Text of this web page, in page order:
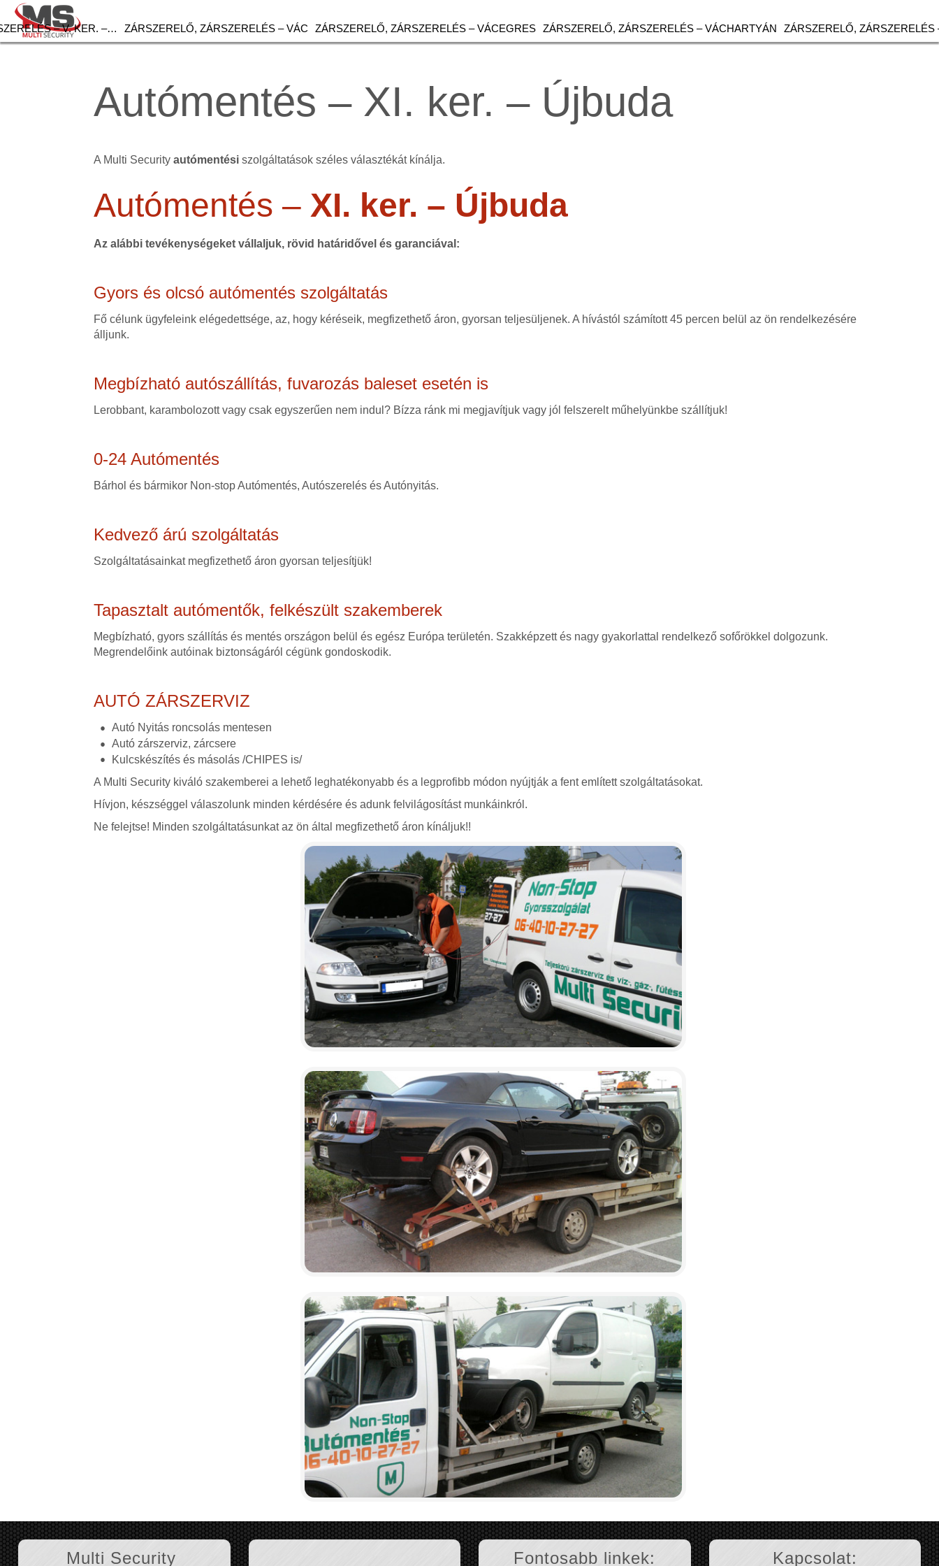
– V. KER. –… ZÁRSZERELŐ, ZÁRSZERELÉS – VÁC ZÁRSZERELŐ, ZÁRSZERELÉS – VÁCEGRES ZÁRSZERELŐ, ZÁRSZERELÉS – VÁCHARTYÁN ZÁRSZERELŐ, ZÁRSZERELÉS
Autómentés – XI. ker. – Újbuda
A Multi Securityautómentési szolgáltatások széles választékát kínálja.
Autómentés – XI. ker. – Újbuda
Az alábbi tevékenységeket vállaljuk, rövid határidővel és garanciával:
Gyors és olcsó autómentés szolgáltatás
Fő célunk ügyfeleink elégedettsége, az, hogy kéréseik, megfizethető áron, gyorsan teljesüljenek. A hívástól számított 45 percen belül az ön rendelkezésére
álljunk.
Megbízható autószállítás, fuvarozás baleset esetén is
Lerobbant, karambolozott vagy csak egyszerűen nem indul? Bízza ránk mi megjavítjuk vagy jól felszerelt műhelyünkbe szállítjuk!
0-24 Autómentés
Bárhol és bármikor Non-stop Autómentés, Autószerelés és Autónyitás.
Kedvező árú szolgáltatás
Szolgáltatásainkat megfizethető áron gyorsan teljesítjük!
Tapasztalt autómentők, felkészült szakemberek
Megbízható, gyors szállítás és mentés országon belül és egész Európa területén. Szakképzett és nagy gyakorlattal rendelkező sofőrökkel dolgozunk.
Megrendelőink autóinak biztonságáról cégünk gondoskodik.
AUTÓ ZÁRSZERVIZ
Autó Nyitás roncsolás mentesen
Autó zárszerviz, zárcsere
Kulcskészítés és másolás /CHIPES is/
A Multi Security kiváló szakemberei a lehető leghatékonyabb és a legprofibb módon nyújtják a fent említett szolgáltatásokat.
Hívjon, készséggel válaszolunk minden kérdésére és adunk felvilágosítást munkáinkról.
Ne felejtse! Minden szolgáltatásunkat az ön által megfizethető áron kínáljuk!!
Multi Security Fontosabb linkek: Kapcsolat: